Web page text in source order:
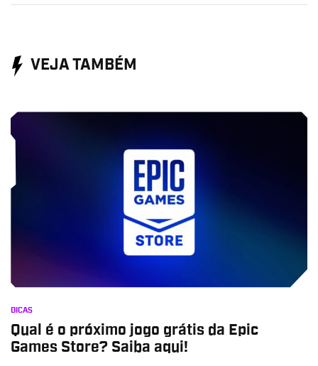
VEJA TAMBÉM
DICAS
Qual é o próximo jogo grátis da Epic
Games Store? Saiba aqui!